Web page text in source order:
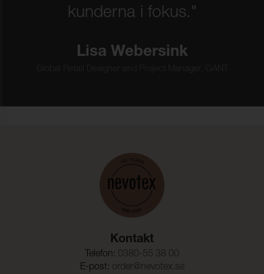
kunderna i fokus."
Lisa Webersink
Kontakt
Telefon: 0380-55 38 00
E-post: order@nevotex.se